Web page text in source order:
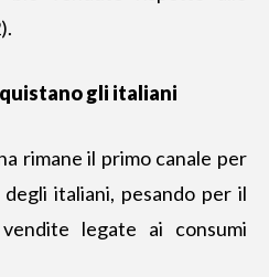
gli italiani
rimane il primo canale per
italiani, pesando per il
legate ai consumi